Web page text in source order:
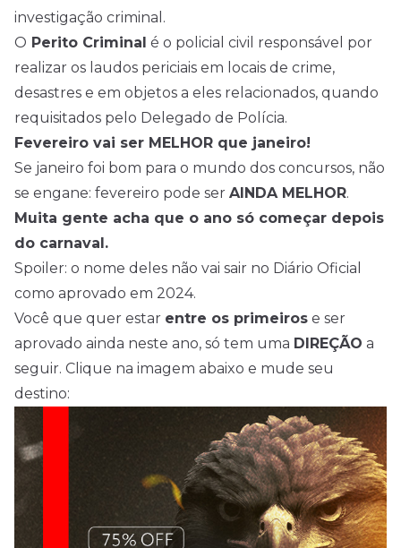
investigação criminal.
O Perito Criminal é o policial civil responsável por
realizar os laudos periciais em locais de crime,
desastres e em objetos a eles relacionados, quando
requisitados pelo Delegado de Polícia.
Fevereiro vai ser MELHOR que janeiro!
Se janeiro foi bom para o mundo dos concursos, não
se engane: fevereiro pode ser AINDA MELHOR.
Muita gente acha que o ano só começar depois
do carnaval.
Spoiler: o nome deles não vai sair no Diário Oficial
como aprovado em 2024.
Você que quer estar entre os primeiros e ser
aprovado ainda neste ano, só tem uma DIREÇÃO a
seguir. Clique na imagem abaixo e mude seu
destino: